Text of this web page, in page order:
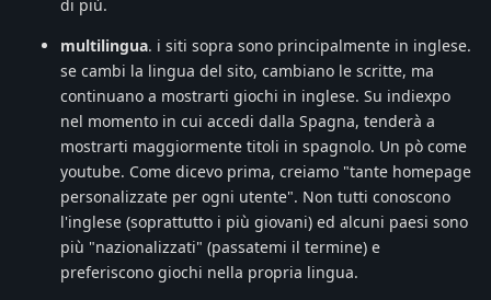
di più.
multilingua. i siti sopra sono principalmente in inglese.
se cambi la lingua del sito, cambiano le scritte, ma
continuano a mostrarti giochi in inglese. Su indiexpo
nel momento in cui accedi dalla Spagna, tenderà a
mostrarti maggiormente titoli in spagnolo. Un pò come
youtube. Come dicevo prima, creiamo "tante homepage
personalizzate per ogni utente". Non tutti conoscono
l'inglese (soprattutto i più giovani) ed alcuni paesi sono
più "nazionalizzati" (passatemi il termine) e
preferiscono giochi nella propria lingua.